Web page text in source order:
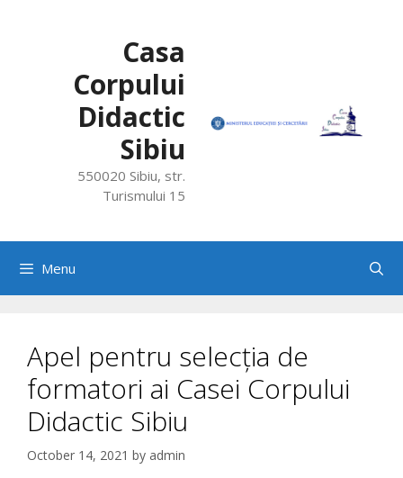
Casa
Corpului
Didactic
Sibiu
550020 Sibiu, str.
Turismului 15
Menu
Apel pentru selecția de
formatori ai Casei Corpului
Didactic Sibiu
October 14, 2021 by admin